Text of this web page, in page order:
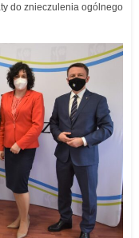
do znieczulenia ogólnego